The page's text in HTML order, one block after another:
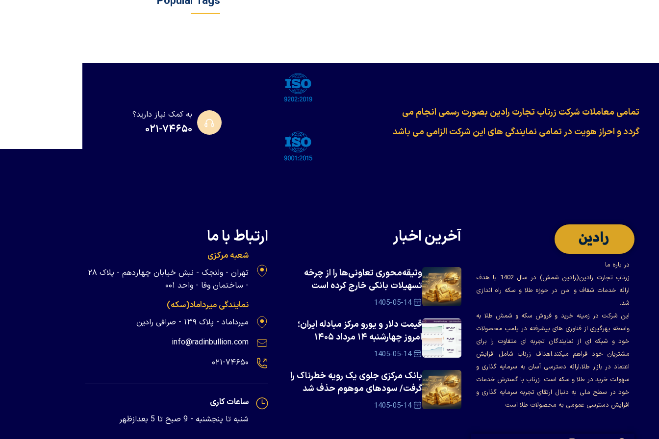
​​​​​​تمامی معاملات شرکت زرناب تجارت رادین بصورت رسمی انجام می
گردد و احراز هویت در تمامی نمایندگی های این شرکت الزامی می باشد
به کمک نیاز دارید؟
۰۲۱-۷۴۶۵۰
در باره ما
زرناب تجارت رادین(رادین شمش) در سال 1402 با هدف
ارائه خدمات شفاف و امن در حوزه طلا و سکه راه اندازی
شد.
این شرکت در زمینه خرید و فروش سکه و شمش طلا به
واسطه بهرگیری از فناوری های پیشرفته در پلمپ محصولات
خود و شبکه ای از نمایندگان تجربه ای متفاوت را برای
مشتریان خود فراهم میکند.اهداف زرناب شامل افزایش
اعتماد در بازار طلا،ارائه دسترسی آسان به سرمایه گذاری و
سهولت خرید در طلا و سکه است .زرناب با گسترش خدمات
خود در سطح ملی به دنبال ارتقای تجربه سرمایه گذاری و
افزایش دسترسی عمومی به محصولات طلا است
آخرین اخبار
وثیقه‌محوری تعاونی‌ها را از چرخه
تسهیلات بانکی خارج کرده است
1405-05-14
قیمت دلار و یورو مرکز مبادله ایران؛
امروز چهارشنبه ۱۴ مرداد ۱۴۰۵
1405-05-14
بانک مرکزی جلوی یک رویه خطرناک را
گرفت/ سود‌های موهوم حذف شد
1405-05-14
ارتباط با ما
شعبه مرکزی
تهران - ولنجک - نبش خیابان چهاردهم - پلاک ۲۸
- ساختمان وفا - واحد ۰۰۱
نمایندگی میرداماد(سکه)
میرداماد - پلاک ۱۳۹ - صرافی رادین
info@radinbullion.com
۰۲۱-۷۴۶۵۰
ساعات کاری
شنبه تا پنجشنبه - 9 صبح تا 5 بعدازظهر